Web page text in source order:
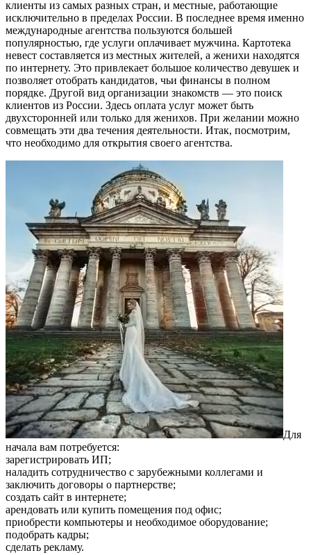
клиенты из самых разных стран, и местные, работающие
исключительно в пределах России. В последнее время именно
международные агентства пользуются большей
популярностью, где услуги оплачивает мужчина. Картотека
невест составляется из местных жителей, а женихи находятся
по интернету. Это привлекает большое количество девушек и
позволяет отобрать кандидатов, чьи финансы в полном
порядке. Другой вид организации знакомств — это поиск
клиентов из России. Здесь оплата услуг может быть
двухсторонней или только для женихов. При желании можно
совмещать эти два течения деятельности. Итак, посмотрим,
что необходимо для открытия своего агентства.
Для
начала вам потребуется:
зарегистрировать ИП;
наладить сотрудничество с зарубежными коллегами и
заключить договоры о партнерстве;
создать сайт в интернете;
арендовать или купить помещения под офис;
приобрести компьютеры и необходимое оборудование;
подобрать кадры;
сделать рекламу.